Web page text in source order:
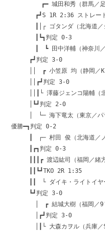
┏━ 城田和秀（群馬／足利
┏┛S 1R 2:36 ストレート
┃│┌ ゴタンダ（北海道／ジ
┃┗┓判定 0-3
┃ ┗ 田中洋輔（神奈川／
┏┛判定 3-0
││ ┏ 小笠原 均（静岡／K.O.
││┏┛判定 3-0
││┃└ 澤藤ジェンコ陽輔（北
│┗┛判定 2-0
│ └─ 海下竜太（東京／パラ
優勝━┓判定 0-2
┃ ┌─ 村田 俊（北海道／ノー
┃┏┓判定 0-3
┃┃┃┏ 渡辺紘司（福岡／緒方
┃┃┗┛TKO 2R 1:35
┃┃ └ ダイキ・ライトイヤー
┗┛判定 3-0
│ ┏ 結城大樹（福岡／9's
│┏┛判定 3-0
│┃└ 大森カヲル（兵庫／